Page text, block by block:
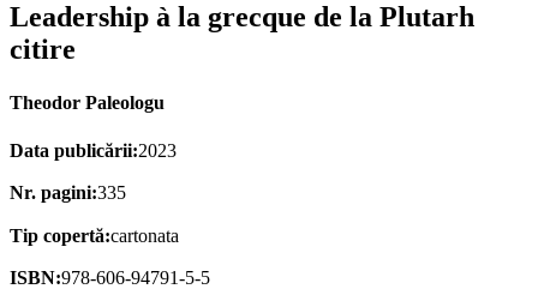
Leadership à la grecque de la Plutarh
citire
Theodor Paleologu
Data publicării:2023
Nr. pagini:335
Tip copertă:cartonata
ISBN:978-606-94791-5-5